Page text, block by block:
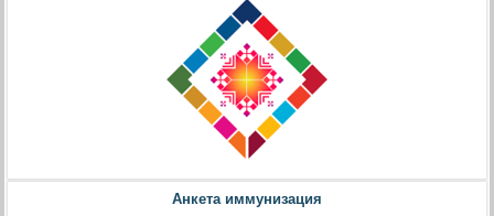
Анкета иммунизация